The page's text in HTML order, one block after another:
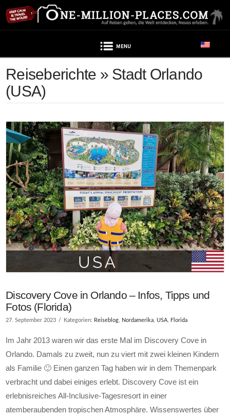
Reiseberichte » Stadt Orlando
(USA)
Discovery Cove in Orlando – Infos, Tipps und
Fotos (Florida)
27. September 2023 Kategorien: Reiseblog Nordamerika USA Florida
Im Jahr 2013 waren wir das erste Mal im Discovery Cove in
Orlando. Damals zu zweit, nun zu viert mit zwei kleinen Kindern
als Familie 🙂 Einen ganzen Tag haben wir in dem Themenpark
verbracht und dabei einiges erlebt. Discovery Cove ist ein
erlebnisreiches All-Inclusive-Tagesresort in einer
atemberaubenden tropischen Atmosphäre. Wissenswertes über